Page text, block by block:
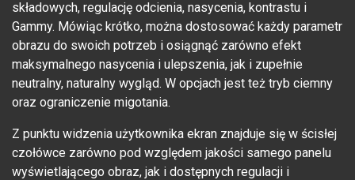
składowych, regulację odcienia, nasycenia, kontrastu i
Gammy. Mówiąc krótko, można dostosować każdy parametr
obrazu do swoich potrzeb i osiągnąć zarówno efekt
maksymalnego nasycenia i ulepszenia, jak i zupełnie
neutralny, naturalny wygląd. W opcjach jest też tryb ciemny
oraz ograniczenie migotania.
Z punktu widzenia użytkownika ekran znajduje się w ścisłej
czołówce zarówno pod względem jakości samego panelu
wyświetlającego obraz, jak i dostępnych regulacji i